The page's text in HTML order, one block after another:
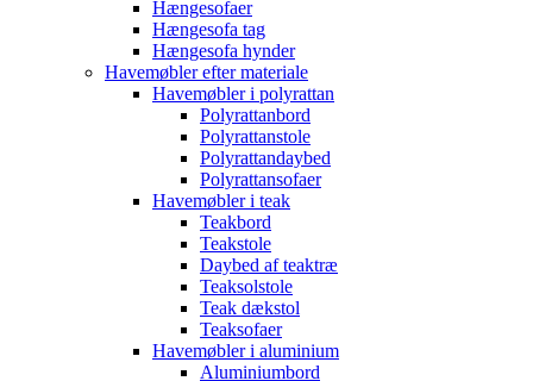
Hængesofaer
Hængesofa tag
Hængesofa hynder
Havemøbler efter materiale
Havemøbler i polyrattan
Polyrattanbord
Polyrattanstole
Polyrattandaybed
Polyrattansofaer
Havemøbler i teak
Teakbord
Teakstole
Daybed af teaktræ
Teaksolstole
Teak dækstol
Teaksofaer
Havemøbler i aluminium
Aluminiumbord